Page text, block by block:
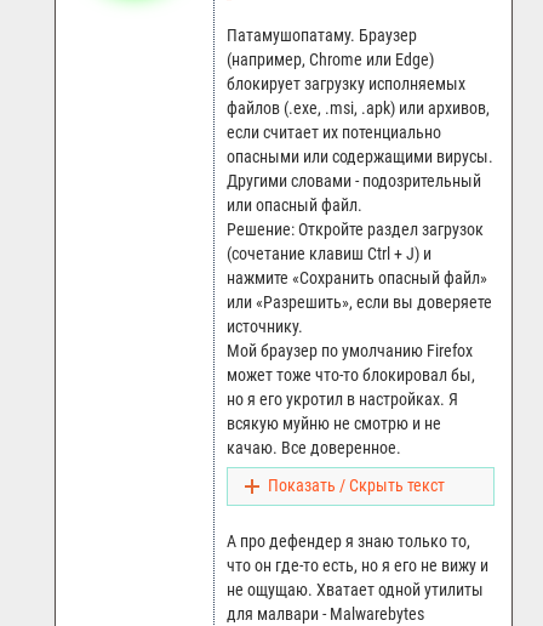
Патамушопатаму. Браузер
(например, Chrome или Edge)
блокирует загрузку исполняемых
файлов (.exe, .msi, .apk) или архивов,
если считает их потенциально
опасными или содержащими вирусы.
Другими словами - подозрительный
или опасный файл.
Решение: Откройте раздел загрузок
(сочетание клавиш Ctrl + J) и
нажмите «Сохранить опасный файл»
или «Разрешить», если вы доверяете
источнику.
Мой браузер по умолчанию Firefox
может тоже что-то блокировал бы,
но я его укротил в настройках. Я
всякую муйню не смотрю и не
качаю. Все доверенное.
Показать / Скрыть текст
А про дефендер я знаю только то,
что он где-то есть, но я его не вижу и
не ощущаю. Хватает одной утилиты
для малвари - Malwarebytes